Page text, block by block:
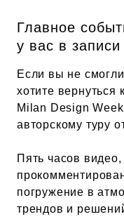
Главное
‌у вас в записи
Если вы не
хотите
Milan Design
авторскому туру
Пять часов
погружение в
трендов и